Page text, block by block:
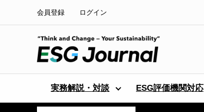
会員登録 ログイン
実務解説・対談 ESG評価機関対応